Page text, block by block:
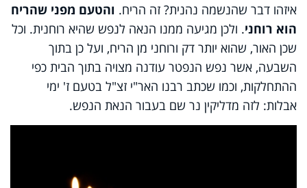
איזהו דבר שהנשמה נהנית? זה הריח. והטעם מפני שהריח
הוא רוחני. ולכן מגיעה ממנו הנאה לנפש שהיא רוחנית. וכל
שכן האור, שהוא יותר דק ורוחני מן הריח, ועל כן בתוך
השבעה, אשר נפש הנפטר עודנה מצויה בתוך הבית כפי
ההתחלקות, וכמו שכתב רבנו האר"י זצ"ל בטעם ז' ימי
אבלות: לזה מדליקין נר שם בעבור הנאת הנפש.